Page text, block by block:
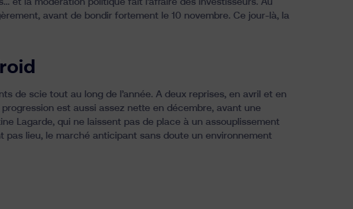
et la modération politique fait l’affaire des investisseurs. Au
avant de bondir fortement le 10 novembre. Ce jour-là, la
de scie tout au long de l’année. A deux reprises, en avril et en
est aussi assez nette en décembre, avant une
Lagarde, qui ne laissent pas de place à un assouplissement
pas lieu, le marché anticipant sans doute un environnement